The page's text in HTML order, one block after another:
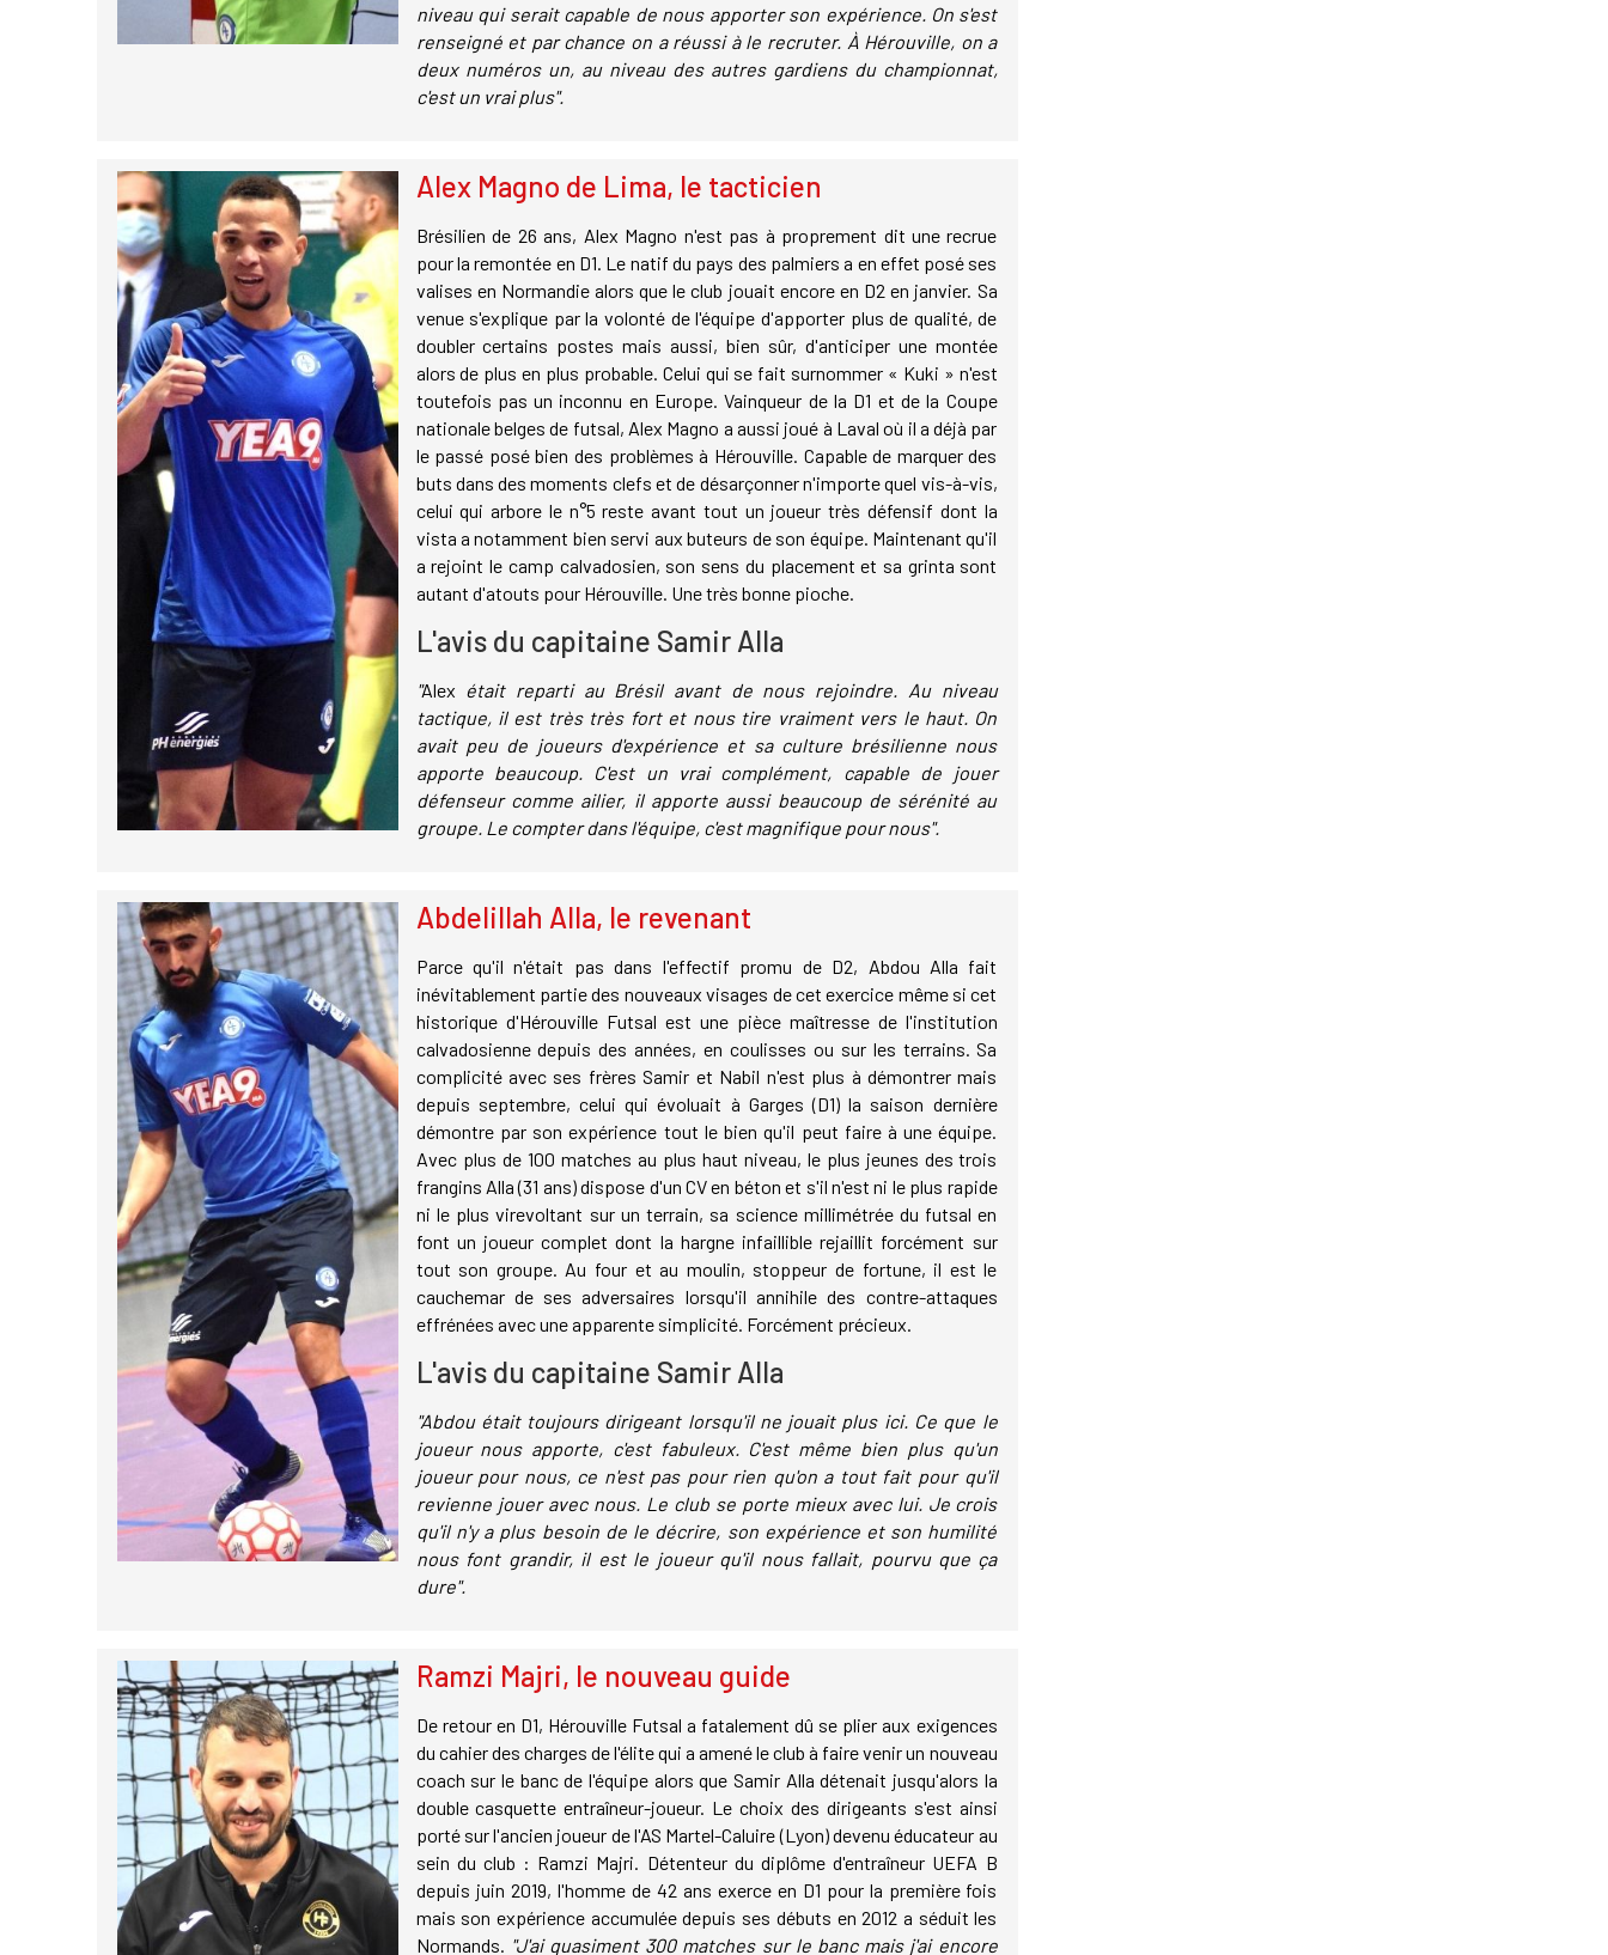
niveau qui serait capable de nous apporter son expérience. On s'est
renseigné et par chance on a réussi à le recruter. À Hérouville, on a
deux numéros un, au niveau des autres gardiens du championnat,
c'est un vrai plus".
Alex Magno de Lima, le tacticien
Brésilien de 26 ans, Alex Magno n'est pas à proprement dit une recrue
pour la remontée en D1. Le natif du pays des palmiers a en effet posé ses
valises en Normandie alors que le club jouait encore en D2 en janvier. Sa
venue s'explique par la volonté de l'équipe d'apporter plus de qualité, de
doubler certains postes mais aussi, bien sûr, d'anticiper une montée
alors de plus en plus probable. Celui qui se fait surnommer « Kuki » n'est
toutefois pas un inconnu en Europe. Vainqueur de la D1 et de la Coupe
nationale belges de futsal, Alex Magno a aussi joué à Laval où il a déjà par
le passé posé bien des problèmes à Hérouville. Capable de marquer des
buts dans des moments clefs et de désarçonner n'importe quel vis-à-vis,
celui qui arbore le n°5 reste avant tout un joueur très défensif dont la
vista a notamment bien servi aux buteurs de son équipe. Maintenant qu'il
a rejoint le camp calvadosien, son sens du placement et sa grinta sont
autant d'atouts pour Hérouville. Une très bonne pioche.
L'avis du capitaine Samir Alla
"Alex était reparti au Brésil avant de nous rejoindre. Au niveau
tactique, il est très très fort et nous tire vraiment vers le haut. On
avait peu de joueurs d'expérience et sa culture brésilienne nous
apporte beaucoup. C'est un vrai complément, capable de jouer
défenseur comme ailier, il apporte aussi beaucoup de sérénité au
groupe. Le compter dans l'équipe, c'est magnifique pour nous".
Abdelillah Alla, le revenant
Parce qu'il n'était pas dans l'effectif promu de D2, Abdou Alla fait
inévitablement partie des nouveaux visages de cet exercice même si cet
historique d'Hérouville Futsal est une pièce maîtresse de l'institution
calvadosienne depuis des années, en coulisses ou sur les terrains. Sa
complicité avec ses frères Samir et Nabil n'est plus à démontrer mais
depuis septembre, celui qui évoluait à Garges (D1) la saison dernière
démontre par son expérience tout le bien qu'il peut faire à une équipe.
Avec plus de 100 matches au plus haut niveau, le plus jeunes des trois
frangins Alla (31 ans) dispose d'un CV en béton et s'il n'est ni le plus rapide
ni le plus virevoltant sur un terrain, sa science millimétrée du futsal en
font un joueur complet dont la hargne infaillible rejaillit forcément sur
tout son groupe. Au four et au moulin, stoppeur de fortune, il est le
cauchemar de ses adversaires lorsqu'il annihile des contre-attaques
effrénées avec une apparente simplicité. Forcément précieux.
L'avis du capitaine Samir Alla
"Abdou était toujours dirigeant lorsqu'il ne jouait plus ici. Ce que le
joueur nous apporte, c'est fabuleux. C'est même bien plus qu'un
joueur pour nous, ce n'est pas pour rien qu'on a tout fait pour qu'il
revienne jouer avec nous. Le club se porte mieux avec lui. Je crois
qu'il n'y a plus besoin de le décrire, son expérience et son humilité
nous font grandir, il est le joueur qu'il nous fallait, pourvu que ça
dure".
Ramzi Majri, le nouveau guide
De retour en D1, Hérouville Futsal a fatalement dû se plier aux exigences
du cahier des charges de l'élite qui a amené le club à faire venir un nouveau
coach sur le banc de l'équipe alors que Samir Alla détenait jusqu'alors la
double casquette entraîneur-joueur. Le choix des dirigeants s'est ainsi
porté sur l'ancien joueur de l'AS Martel-Caluire (Lyon) devenu éducateur au
sein du club : Ramzi Majri. Détenteur du diplôme d'entraîneur UEFA B
depuis juin 2019, l'homme de 42 ans exerce en D1 pour la première fois
mais son expérience accumulée depuis ses débuts en 2012 a séduit les
Normands. "J'ai quasiment 300 matches sur le banc mais j'ai encore